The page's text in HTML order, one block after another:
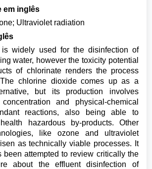
em inglês
Ultraviolet radiation
is widely used for the disinfection of
water, however the toxicity potential
of chlorinate renders the process
The chlorine dioxide comes up as a
but its production involves
and physical-chemical
reactions, also being able to
hazardous by-products. Other
like ozone and ultraviolet
as technically viable processes. It
been attempted to review critically the
about the effluent disinfection of